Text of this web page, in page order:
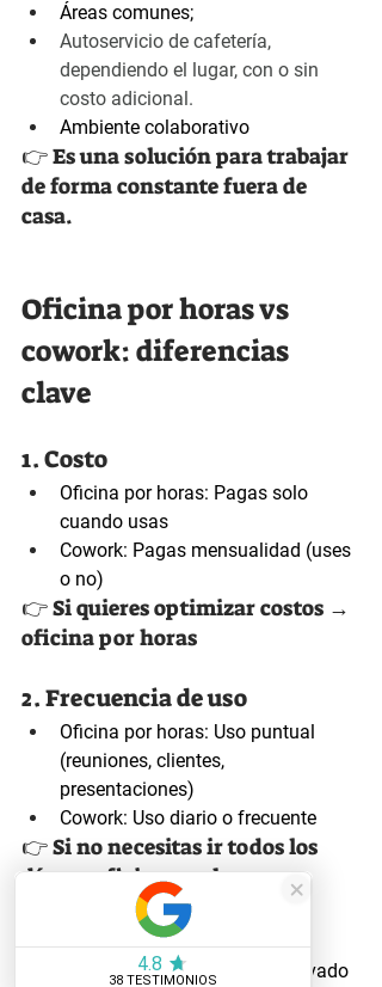
Áreas comunes;
Autoservicio de cafetería,
dependiendo el lugar, con o sin
costo adicional.
Ambiente colaborativo
👉 Es una solución para trabajar
de forma constante fuera de
casa.
Oficina por horas vs
cowork: diferencias
clave
1. Costo
Oficina por horas: Pagas solo
cuando usas
Cowork: Pagas mensualidad (uses
o no)
👉 Si quieres optimizar costos →
oficina por horas
2. Frecuencia de uso
Oficina por horas: Uso puntual
(reuniones, clientes,
presentaciones)
Cowork: Uso diario o frecuente
👉 Si no necesitas ir todos los
días → oficina por horas
3. Privacidad
Oficina por horas: Espacio privado